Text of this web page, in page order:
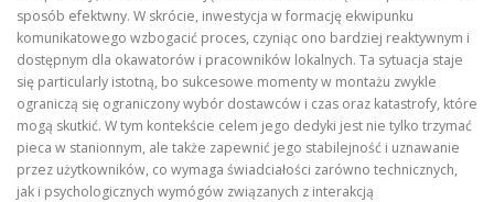
sposób efektwny. W skrócie, inwestycja w formację ekwipunku
komunikatowego wzbogacić proces, czyniąc ono bardziej reaktywnym i
dostępnym dla okawatorów i pracowników lokalnych. Ta sytuacja staje
się particularly istotną, bo sukcesowe momenty w montażu zwykle
ograniczą się ograniczony wybór dostawców i czas oraz katastrofy, które
mogą skutkić. W tym kontekście celem jego dedyki jest nie tylko trzymać
pieca w stanionnym, ale także zapewnić jego stabilejność i uznawanie
przez użytkowników, co wymaga świadciałości zarówno technicznych,
jak i psychologicznych wymógów związanych z interakcją